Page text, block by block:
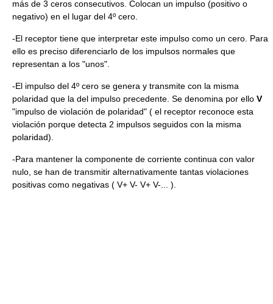
más de 3 ceros consecutivos. Colocan un impulso (positivo o
negativo) en el lugar del 4º cero.
-El receptor tiene que interpretar este impulso como un cero. Para
ello es preciso diferenciarlo de los impulsos normales que
representan a los "unos".
-El impulso del 4º cero se genera y transmite con la misma
polaridad que la del impulso precedente. Se denomina por ello V
"impulso de violación de polaridad" ( el receptor reconoce esta
violación porque detecta 2 impulsos seguidos con la misma
polaridad).
-Para mantener la componente de corriente continua con valor
nulo, se han de transmitir alternativamente tantas violaciones
positivas como negativas ( V+ V- V+ V-... ).